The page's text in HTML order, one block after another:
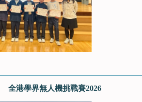
全港學界無人機挑戰賽2026